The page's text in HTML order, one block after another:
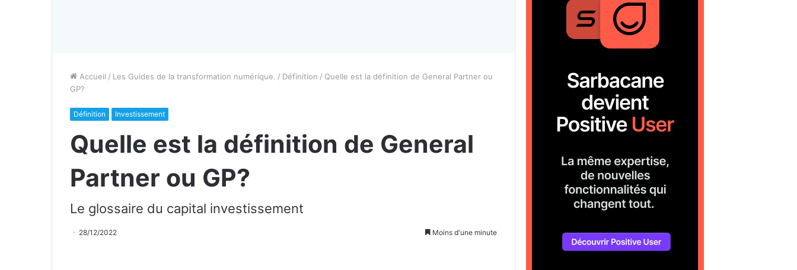
Accueil / Les Guides de la transformation numérique. / Définition / Quelle est la définition de General Partner ou
GP?
Définition Investissement
Quelle est la définition de General
Partner ou GP?
Le glossaire du capital investissement
28/12/2022 Moins d'une minute